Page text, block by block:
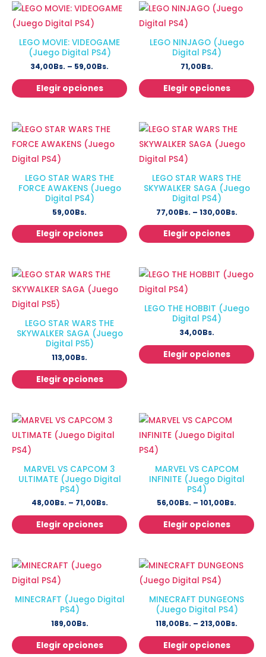
LEGO MOVIE: VIDEOGAME
(Juego Digital PS4)
34,00Bs. – 59,00Bs.
Elegir opciones
LEGO NINJAGO (Juego
Digital PS4)
71,00Bs.
Elegir opciones
LEGO STAR WARS THE
FORCE AWAKENS (Juego
Digital PS4)
59,00Bs.
Elegir opciones
LEGO STAR WARS THE
SKYWALKER SAGA (Juego
Digital PS4)
77,00Bs. – 130,00Bs.
Elegir opciones
LEGO STAR WARS THE
SKYWALKER SAGA (Juego
Digital PS5)
113,00Bs.
Elegir opciones
LEGO THE HOBBIT (Juego
Digital PS4)
34,00Bs.
Elegir opciones
MARVEL VS CAPCOM 3
ULTIMATE (Juego Digital
PS4)
48,00Bs. – 71,00Bs.
Elegir opciones
MARVEL VS CAPCOM
INFINITE (Juego Digital
PS4)
56,00Bs. – 101,00Bs.
Elegir opciones
MINECRAFT (Juego Digital
PS4)
189,00Bs.
Elegir opciones
MINECRAFT DUNGEONS
(Juego Digital PS4)
118,00Bs. – 213,00Bs.
Elegir opciones